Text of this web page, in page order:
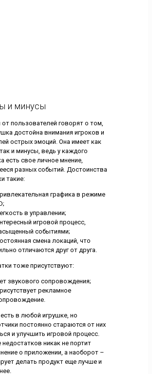
и минусы
пользователей говорят о том,
достойна внимания игроков и
острых эмоций. Она имеет как
и минусы, ведь у каждого
есть свое личное мнение,
разных событий. Достоинства
такие:
графика в режиме
в управлении;
игровой процесс,
событиями;
смена локаций, что
отличаются друг от друга.
тоже присутствуют:
звукового сопровождения;
рекламное
в любой игрушке, но
постоянно стараются от них
и улучшить игровой процесс.
недостатков никак не портит
о приложении, а наоборот –
делать продукт еще лучше и